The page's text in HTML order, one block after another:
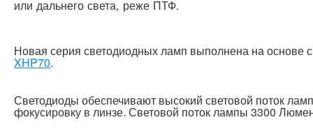
или дальнего света, реже ПТФ.
Новая серия светодиодных ламп выполнена на основе
XHP70.
Светодиоды обеспечивают высокий световой поток
фокусировку в линзе. Световой поток лампы 3300